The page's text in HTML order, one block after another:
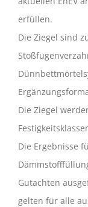
erfüllen.
Die Ziegel sind
Die Ziegel
Die Ergebnisse
Gutachten
gelten für alle